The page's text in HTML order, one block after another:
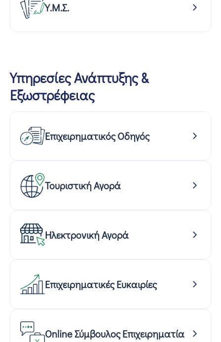
Υ.Μ.Σ.
Υπηρεσίες Ανάπτυξης &
Εξωστρέφειας
Επιχειρηματικός Οδηγός
Τουριστική Αγορά
Ηλεκτρονική Αγορά
Επιχειρηματικές Ευκαιρίες
Online Σύμβουλος Επιχειρηματία